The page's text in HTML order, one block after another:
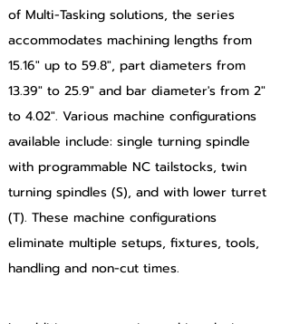
of Multi-Tasking solutions, the series
accommodates machining lengths from
15.16" up to 59.8", part diameters from
13.39" to 25.9" and bar diameter's from 2"
to 4.02". Various machine configurations
available include: single turning spindle
with programmable NC tailstocks, twin
turning spindles (S), and with lower turret
(T). These machine configurations
eliminate multiple setups, fixtures, tools,
handling and non-cut times.